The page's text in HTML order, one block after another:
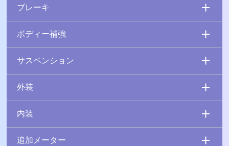
ブレーキ
ボディー補強
サスペンション
外装
内装
追加メーター